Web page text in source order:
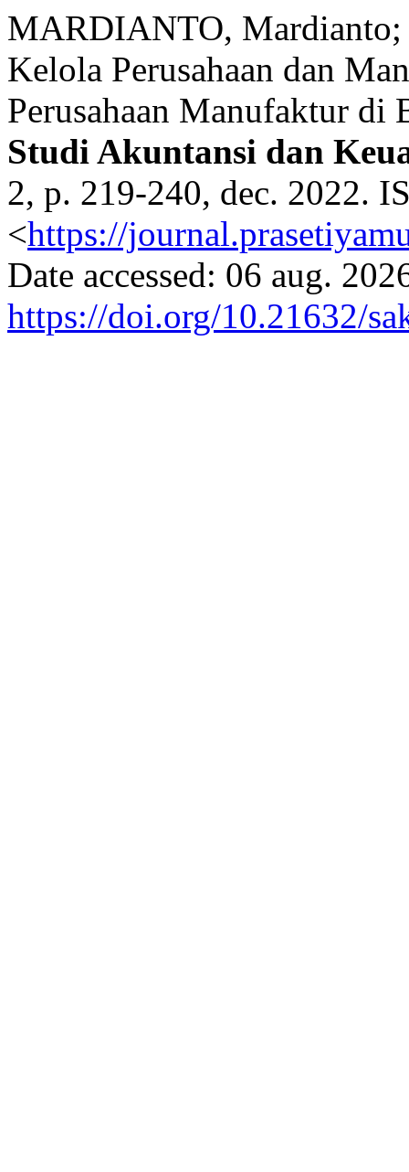
MARDIANTO, Mardianto;
Kelola Perusahaan dan
Perusahaan Manufaktur di
Studi Akuntansi dan
2, p. 219-240, dec. 2022.
<https://
Date accessed: 06 aug.
https://doi.org/10.21632/